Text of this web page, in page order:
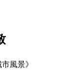
風景》